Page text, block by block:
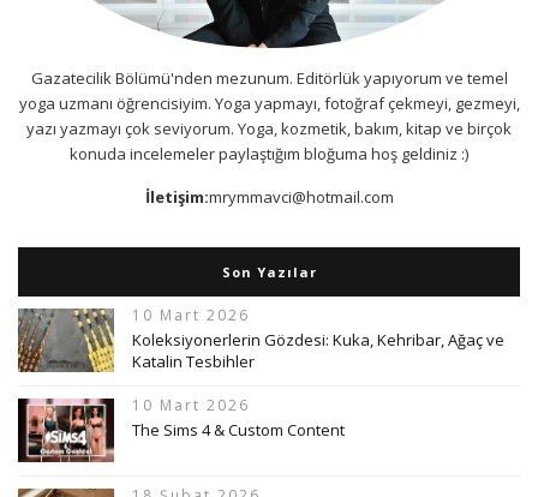
Gazatecilik Bölümü'nden mezunum. Editörlük yapıyorum ve temel
yoga uzmanı öğrencisiyim. Yoga yapmayı, fotoğraf çekmeyi, gezmeyi,
yazı yazmayı çok seviyorum. Yoga, kozmetik, bakım, kitap ve birçok
konuda incelemeler paylaştığım bloğuma hoş geldiniz :)
İletişim:mrymmavci@hotmail.com
Son Yazılar
10 Mart 2026
Koleksiyonerlerin Gözdesi: Kuka, Kehribar, Ağaç ve
Katalin Tesbihler
10 Mart 2026
The Sims 4 & Custom Content